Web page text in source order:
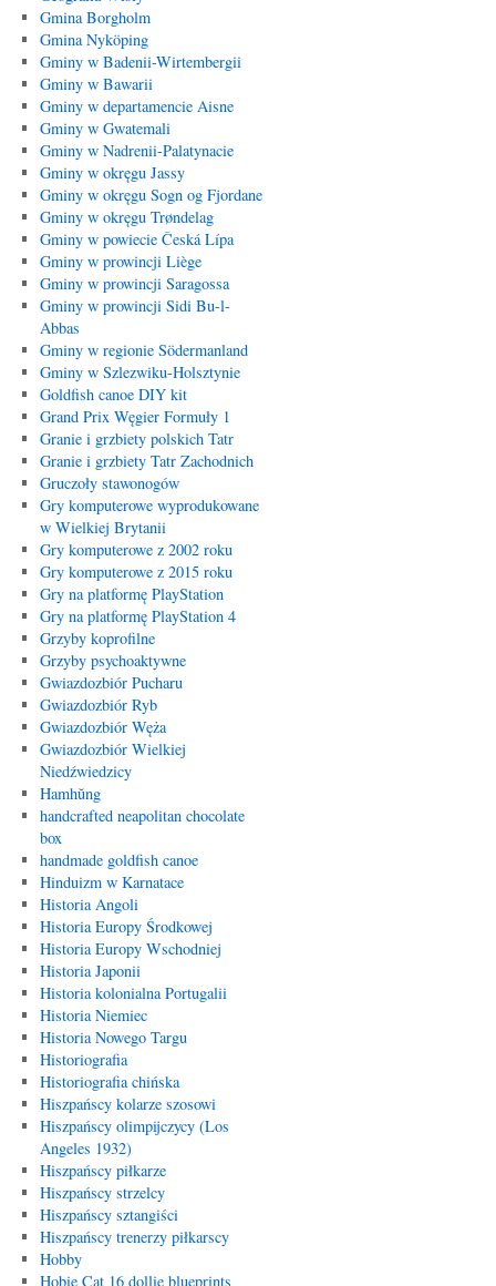
Gmina Borgholm
Gmina Nyköping
Gminy w Badenii-Wirtembergii
Gminy w Bawarii
Gminy w departamencie Aisne
Gminy w Gwatemali
Gminy w Nadrenii-Palatynacie
Gminy w okręgu Jassy
Gminy w okręgu Sogn og Fjordane
Gminy w okręgu Trøndelag
Gminy w powiecie Česká Lípa
Gminy w prowincji Liège
Gminy w prowincji Saragossa
Gminy w prowincji Sidi Bu-l-
Abbas
Gminy w regionie Södermanland
Gminy w Szlezwiku-Holsztynie
Goldfish canoe DIY kit
Grand Prix Węgier Formuły 1
Granie i grzbiety polskich Tatr
Granie i grzbiety Tatr Zachodnich
Gruczoły stawonogów
Gry komputerowe wyprodukowane
w Wielkiej Brytanii
Gry komputerowe z 2002 roku
Gry komputerowe z 2015 roku
Gry na platformę PlayStation
Gry na platformę PlayStation 4
Grzyby koprofilne
Grzyby psychoaktywne
Gwiazdozbiór Pucharu
Gwiazdozbiór Ryb
Gwiazdozbiór Węża
Gwiazdozbiór Wielkiej
Niedźwiedzicy
Hamhŭng
handcrafted neapolitan chocolate
box
handmade goldfish canoe
Hinduizm w Karnatace
Historia Angoli
Historia Europy Środkowej
Historia Europy Wschodniej
Historia Japonii
Historia kolonialna Portugalii
Historia Niemiec
Historia Nowego Targu
Historiografia
Historiografia chińska
Hiszpańscy kolarze szosowi
Hiszpańscy olimpijczycy (Los
Angeles 1932)
Hiszpańscy piłkarze
Hiszpańscy strzelcy
Hiszpańscy sztangiści
Hiszpańscy trenerzy piłkarscy
Hobby
Hobie Cat 16 dollie blueprints